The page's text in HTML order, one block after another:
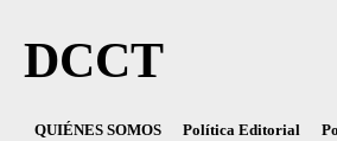
DCCT
QUIÉNES SOMOS Política Editorial